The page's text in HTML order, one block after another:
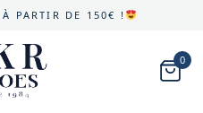
PARTIR DE 150€ !
0